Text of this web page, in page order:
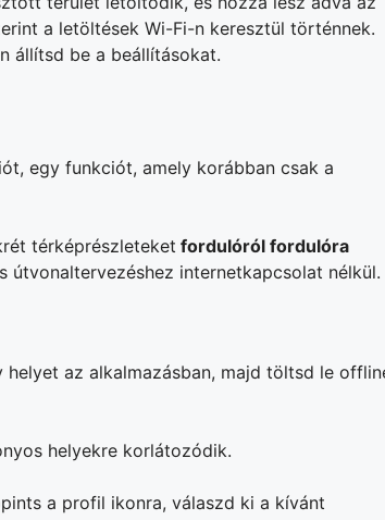
a letöltések Wi-Fi-n keresztül történnek.
állítsd be a beállításokat.
egy funkciót, amely korábban csak a
térképrészleteket fordulóról fordulóra
útvonaltervezéshez internetkapcsolat nélkül.
az alkalmazásban, majd töltsd le
helyekre korlátozódik.
a profil ikonra, válaszd ki a kívánt